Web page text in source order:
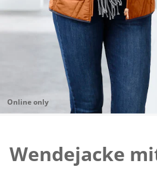
Online only
Wendejacke